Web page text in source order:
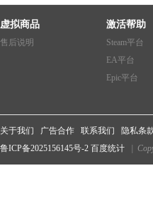
虚拟商品
售后说明
激活帮助
Steam平台
EA平台
Epic平台
关于我们 广告合作 联系我们 隐私条
鲁ICP备2025156145号-2 百度统计 |